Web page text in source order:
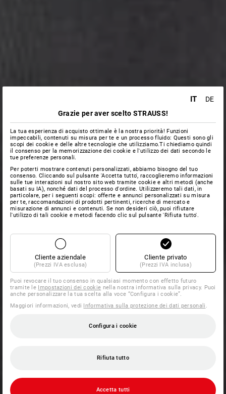
IT
DE
Grazie per aver scelto STRAUSS!
La tua esperienza di acquisto ottimale è la nostra priorità! Funzioni
impeccabili, contenuti su misura per te e un processo fluido: Questi sono gli
scopi dei cookie e delle altre tecnologie che utilizziamo.Ti chiediamo quindi
il consenso per la memorizzazione dei cookie e l'utilizzo dei dati secondo le
tue preferenze personali.
Per poterti mostrare contenuti personalizzati, abbiamo bisogno del tuo
consenso. Cliccando sul pulsante 'Accetta tutto', raccoglieremo informazioni
sulle tue interazioni sul nostro sito web tramite cookie e altri metodi (anche
basati su IA), nonché dati del processo d'ordine. Utilizzeremo tali dati, in
particolare, per i seguenti scopi: offerte e annunci personalizzati su misura
per te, raccomandazioni di prodotti pertinenti, ricerche di mercato e
misurazione di annunci e contenuti. Se non desideri ciò, puoi rifiutare
l'utilizzo di tali cookie e metodi facendo clic sul pulsante 'Rifiuta tutto'.
Cliente aziendale
(Prezzi IVA esclusa)
Cliente privato
(Prezzi IVA inclusa)
Puoi revocare il tuo consenso in qualsiasi momento con effetto futuro
tramite le Impostazioni dei cookie nella nostra informativa sulla privacy. Puoi
anche personalizzare la tua scelta alla voce “Configura i cookie”.
Maggiori informazioni, vedi Informativa sulla protezione dei dati personali
Configura i cookie
Rifiuta tutto
Accetta tutti